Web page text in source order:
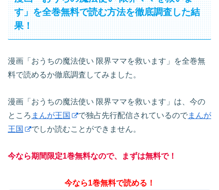
す」を全巻無料で読む方法を徹底調査した結
果！
漫画「おうちの魔法使い 限界ママを救います」を全巻無
料で読めるか徹底調査してみました。
漫画「おうちの魔法使い 限界ママを救います」は、今の
ところ まんが王国 で独占先行配信されているのでまんが
王国
でしか読むことができません。
今なら期間限定1巻無料なので、まずは無料で！
今なら1巻無料で読める！